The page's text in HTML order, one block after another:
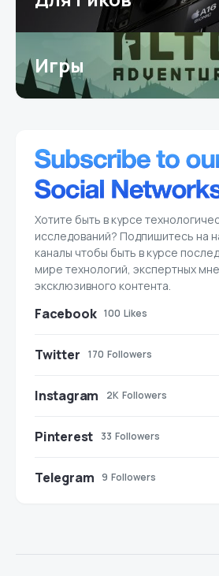
Игры
Хотите быть в курсе
исследований? Подпишитесь на
каналы чтобы быть в курсе
мире технологий, экспертных
эксклюзивного контента.
Facebook 100 Likes
Twitter 170 Followers
Instagram 2K Followers
Pinterest 33 Followers
Telegram 9 Followers